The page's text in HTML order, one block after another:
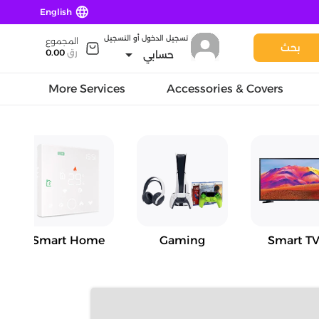
language
English
بحث
تسجيل الدخول أو التسجيل
حسابي arrow_drop_down
المجموع
رق 0.00
Accessories & Covers
More Services
Smart
Gaming
Smart Home